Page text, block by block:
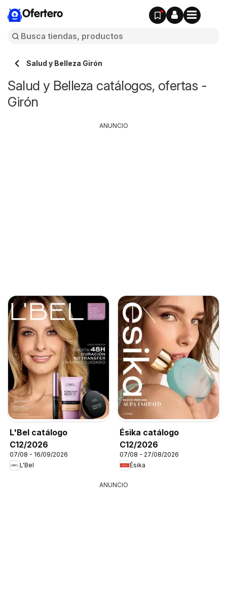
Ofertero
Salud y Belleza Girón
Salud y Belleza catálogos, ofertas -
Girón
L'Bel catálogo
C12/2026
07/08 - 16/09/2026
L'Bel
Ésika catálogo
C12/2026
07/08 - 27/08/2026
Ésika
ANUNCIO
ANUNCIO